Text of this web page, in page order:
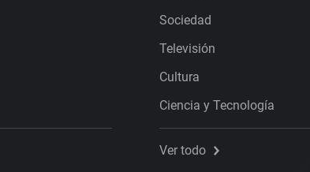
Sociedad
Televisión
Cultura
Ciencia y Tecnología
Ver todo